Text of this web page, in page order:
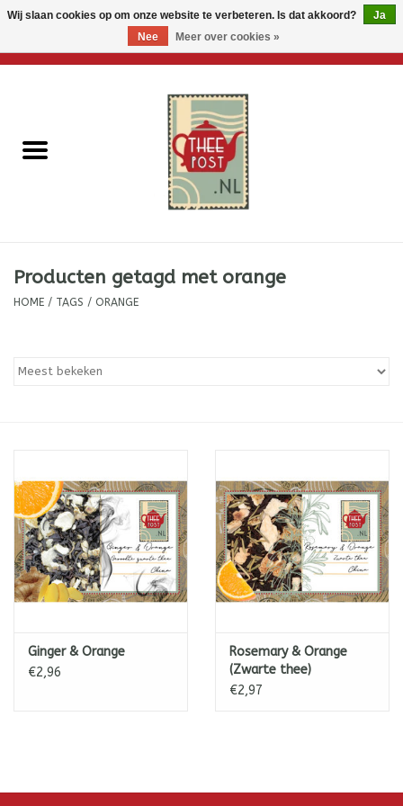
Losse thee
Shop-in-Shop
Tisanes (Rooibos, Kruiden &
Specerijen)
Producten getagd met orange
HOME / TAGS / ORANGE
Ginger & Orange
€2,96
Rosemary & Orange
(Zwarte thee)
€2,97
Wij slaan cookies op om onze website te verbeteren. Is dat akkoord?
Ja
Nee
Meer over cookies »